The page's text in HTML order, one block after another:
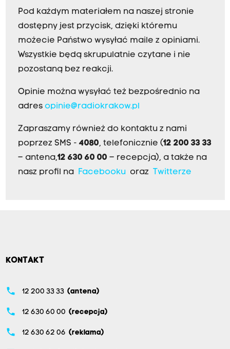
Pod każdym materiałem na naszej stronie
dostępny jest przycisk, dzięki któremu
możecie Państwo wysyłać maile z opiniami.
Wszystkie będą skrupulatnie czytane i nie
pozostaną bez reakcji.
Opinie można wysyłać też bezpośrednio na
adres opinie@radiokrakow.pl
Zapraszamy również do kontaktu z nami
poprzez SMS - 4080, telefonicznie (12 200 33 33
– antena,12 630 60 00 – recepcja), a także na
nasz profil na Facebookuoraz Twitterze
KONTAKT
phone 12 200 33 33 (antena)
phone 12 630 60 00 (recepcja)
phone 12 630 62 06 (reklama)